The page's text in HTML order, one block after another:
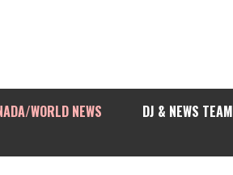
WORLD NEWS DJ & NEWS TEAM